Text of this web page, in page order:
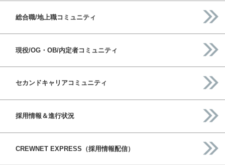
総合職/地上職コミュニティ
現役/OG・OB/内定者コミュニティ
セカンドキャリアコミュニティ
採用情報＆進行状況
CREWNET EXPRESS（採用情報配信）